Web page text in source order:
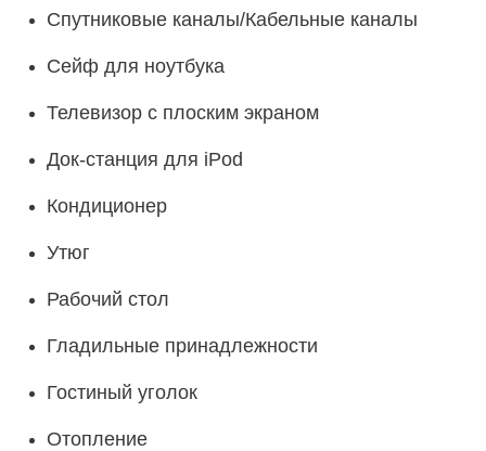
Спутниковые каналы/Кабельные каналы
Сейф для ноутбука
Телевизор с плоским экраном
Док-станция для iPod
Кондиционер
Утюг
Рабочий стол
Гладильные принадлежности
Гостиный уголок
Отопление